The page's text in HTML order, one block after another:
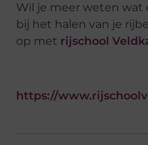
Wil je meer weten wat
bij het halen van je
op met rijschool
https://